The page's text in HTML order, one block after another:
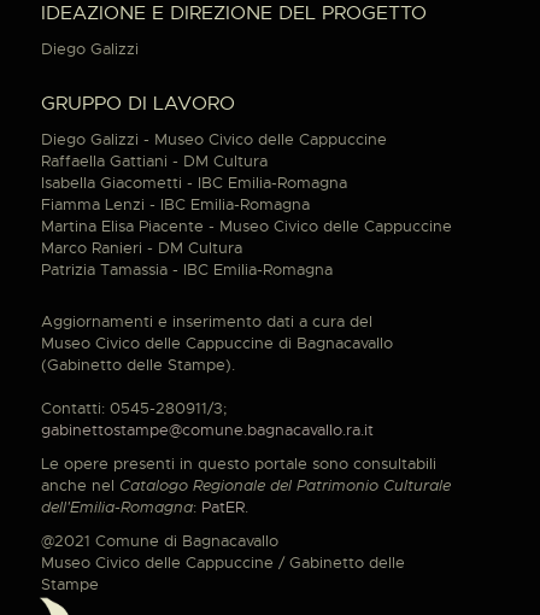
IDEAZIONE E DIREZIONE DEL PROGETTO
Diego Galizzi
GRUPPO DI LAVORO
Diego Galizzi - Museo Civico delle Cappuccine
Raffaella Gattiani - DM Cultura
Isabella Giacometti - IBC Emilia-Romagna
Fiamma Lenzi - IBC Emilia-Romagna
Martina Elisa Piacente - Museo Civico delle Cappuccine
Marco Ranieri - DM Cultura
Patrizia Tamassia - IBC Emilia-Romagna
Aggiornamenti e inserimento dati a cura del
Museo Civico delle Cappuccine di Bagnacavallo
(Gabinetto delle Stampe).
Contatti: 0545-280911/3;
gabinettostampe@comune.bagnacavallo.ra.it
Le opere presenti in questo portale sono consultabili
anche nel Catalogo Regionale del Patrimonio Culturale
dell'Emilia-Romagna: PatER.
@2021 Comune di Bagnacavallo
Museo Civico delle Cappuccine / Gabinetto delle
Stampe